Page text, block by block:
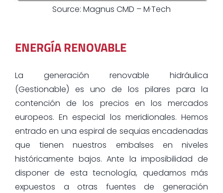
Source: Magnus CMD – M·Tech
ENERGÍA RENOVABLE
La generación renovable hidráulica
(Gestionable) es uno de los pilares para la
contención de los precios en los mercados
europeos. En especial los meridionales. Hemos
entrado en una espiral de sequias encadenadas
que tienen nuestros embalses en niveles
históricamente bajos. Ante la imposibilidad de
disponer de esta tecnología, quedamos más
expuestos a otras fuentes de generación